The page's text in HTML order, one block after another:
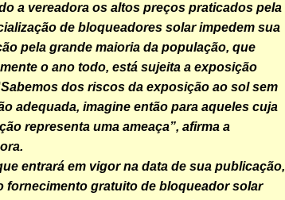
a vereadora os altos preços praticados pela
de bloqueadores solar impedem sua
pela grande maioria da população, que
o ano todo, está sujeita a exposição
dos riscos da exposição ao sol sem
adequada, imagine então para aqueles cuja
representa uma ameaça”, afirma a
entrará em vigor na data de sua publicação,
fornecimento gratuito de bloqueador solar